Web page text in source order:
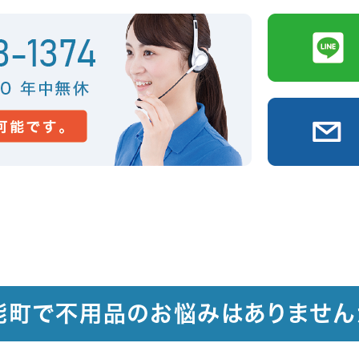
町で不用品のお悩みはありません